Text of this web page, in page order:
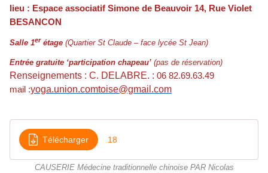
lieu : Espace associatif Simone de Beauvoir 14, Rue Violet
BESANCON
Salle 1erétage (Quartier St Claude – face lycée St Jean)
Entrée gratuite ‘participation chapeau’ (pas de réservation)
Renseignements : C. DELABRE. : 06 82.69.63.49
mail :yoga.union.comtoise@gmail.com
Télécharger 18
CAUSERIE Médecine traditionnelle chinoise PAR Nicolas